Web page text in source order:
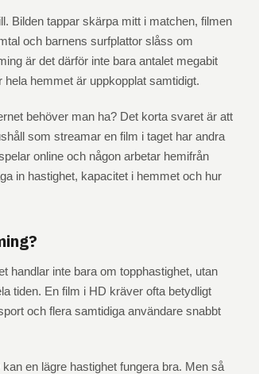
Bilden tappar skärpa mitt i matchen, filmen
och barnens surfplattor slåss om
är det därför inte bara antalet megabit
hemmet är uppkopplat samtidigt.
behöver man ha? Det korta svaret är att
som streamar en film i taget har andra
online och någon arbetar hemifrån
in hastighet, kapacitet i hemmet och hur
handlar inte bara om topphastighet, utan
tiden. En film i HD kräver ofta betydligt
och flera samtidiga användare snabbt
en lägre hastighet fungera bra. Men så